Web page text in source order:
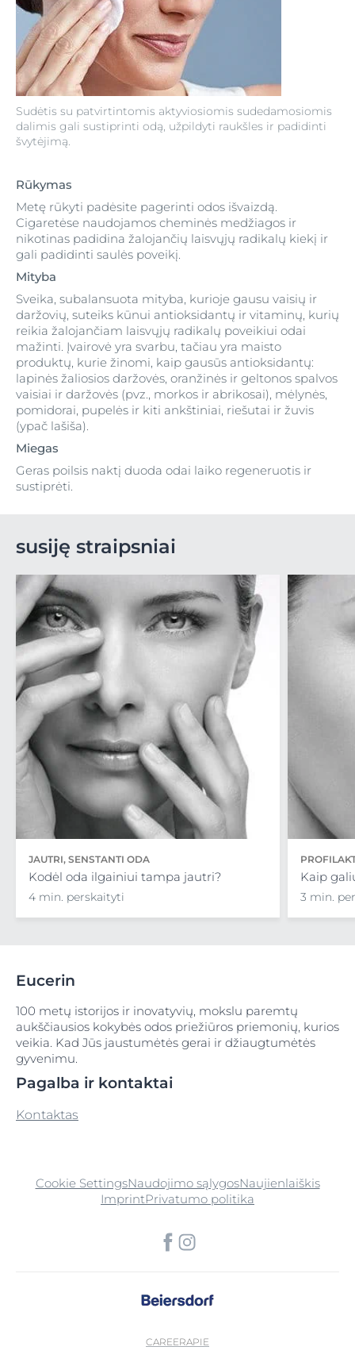
Sudėtis su patvirtintomis aktyviosiomis sudedamosiomis
dalimis gali sustiprinti odą, užpildyti raukšles ir padidinti
švytėjimą.
Rūkymas
Metę rūkyti padėsite pagerinti odos išvaizdą.
Cigaretėse naudojamos cheminės medžiagos ir
nikotinas padidina žalojančių laisvųjų radikalų kiekį ir
gali padidinti saulės poveikį.
Mityba
Sveika, subalansuota mityba, kurioje gausu vaisių ir
daržovių, suteiks kūnui antioksidantų ir vitaminų, kurių
reikia žalojančiam laisvųjų radikalų poveikiui odai
mažinti. Įvairovė yra svarbu, tačiau yra maisto
produktų, kurie žinomi, kaip gausūs antioksidantų:
lapinės žaliosios daržovės, oranžinės ir geltonos spalvos
vaisiai ir daržovės (pvz., morkos ir abrikosai), mėlynės,
pomidorai, pupelės ir kiti ankštiniai, riešutai ir žuvis
(ypač lašiša).
Miegas
Geras poilsis naktį duoda odai laiko regeneruotis ir
sustiprėti.
susiję straipsniai
JAUTRI, SENSTANTI ODA
Kodėl oda ilgainiui tampa jautri?
4 min. perskaityti
Kaip
3 min.
Eucerin
100 metų istorijos ir inovatyvių, mokslu paremtų
aukščiausios kokybės odos priežiūros priemonių, kurios
veikia. Kad Jūs jaustumėtės gerai ir džiaugtumėtės
gyvenimu.
Pagalba ir kontaktai
Kontaktas
Cookie SettingsNaudojimo sąlygosNaujienlaiškis
ImprintPrivatumo politika
CAREERAPIE